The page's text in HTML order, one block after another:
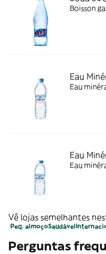
Boisson
Eau
Eau
Eau
Eau
Vê lojas semelhantes
Peq. almoçoSaudável
Perguntas